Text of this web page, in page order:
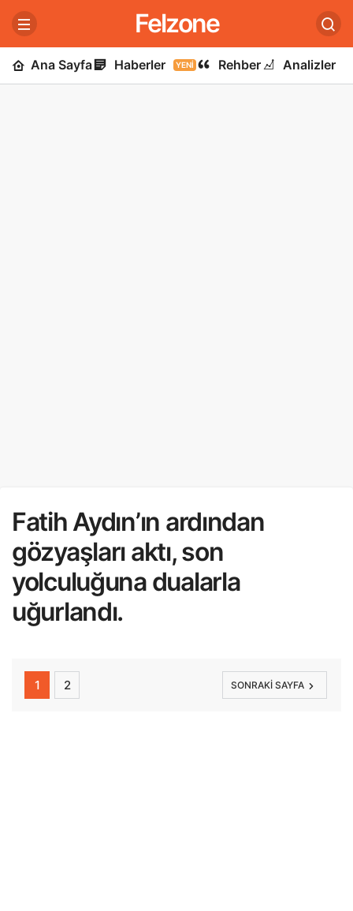
Felzone
Ana Sayfa Haberler YENI Rehber Analizler
Fatih Aydın’ın ardından
gözyaşları aktı, son
yolculuğuna dualarla
uğurlandı.
1 2 SONRAKI SAYFA